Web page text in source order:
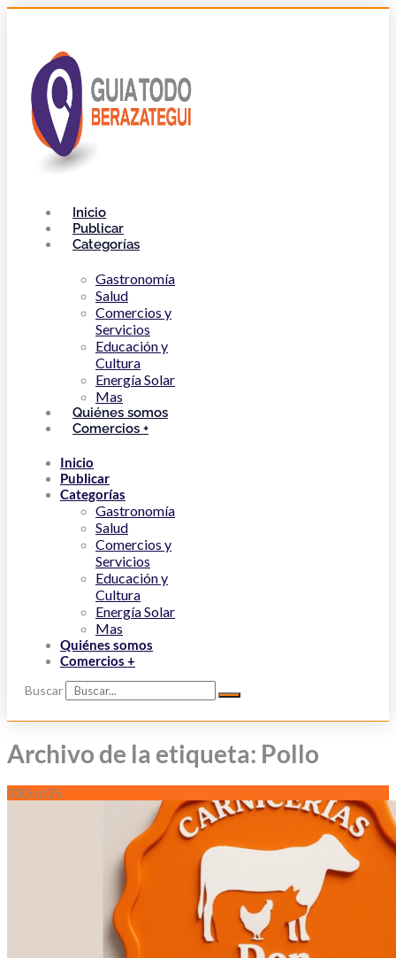
Inicio
Publicar
Categorías
Gastronomía
Salud
Comercios y
Servicios
Educación y
Cultura
Energía Solar
Mas
Quiénes somos
Comercios +
Inicio
Publicar
Categorías
Gastronomía
Salud
Comercios y
Servicios
Educación y
Cultura
Energía Solar
Mas
Quiénes somos
Comercios +
Buscar
Archivo de la etiqueta: Pollo
30Oct/25